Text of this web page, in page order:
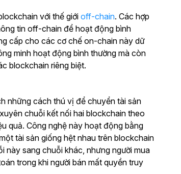
với thế giớioff-chain. Các hợp
tin off-chain để hoạt động bình
cấp cho các cơ chế on-chain này dữ
minh hoạt động bình thường mà còn
blockchain riêng biệt.
những cách thú vị để chuyển tài sản
chuỗi kết nối hai blockchain theo
quả. Công nghệ này hoạt động bằng
tài sản giống hệt nhau trên blockchain
này sang chuỗi khác, nhưng người mua
trong khi người bán mất quyền truy
Bắt đầu hành trình giao
với $20
Đăng ký và nạp tiền để nhận $20